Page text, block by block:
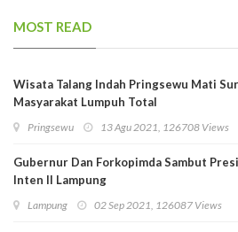
MOST READ
Wisata Talang Indah Pringsewu Mati
Masyarakat Lumpuh Total
Pringsewu 13 Agu 2021, 126708 Views
Gubernur Dan Forkopimda Sambut
Inten II Lampung
Lampung 02 Sep 2021, 126087 Views